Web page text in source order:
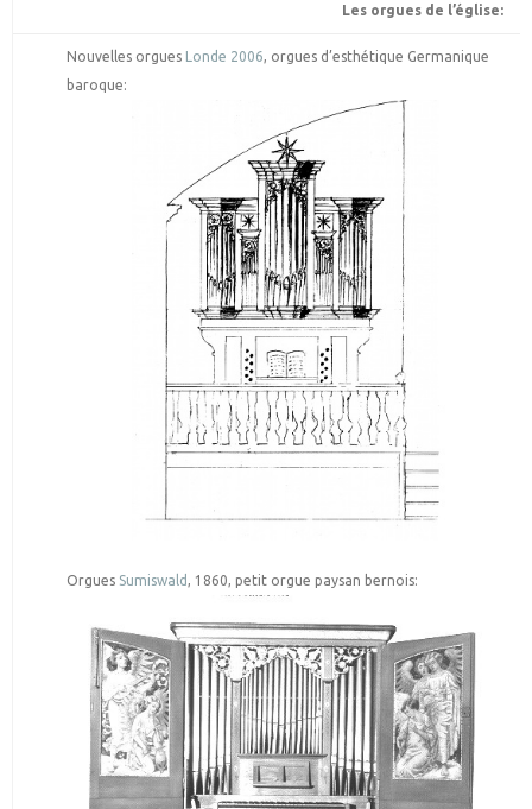
Les orgues de l’église:
Nouvelles orgues Londe 2006, orgues d’esthétique Germanique
baroque:
Orgues Sumiswald, 1860, petit orgue paysan bernois: